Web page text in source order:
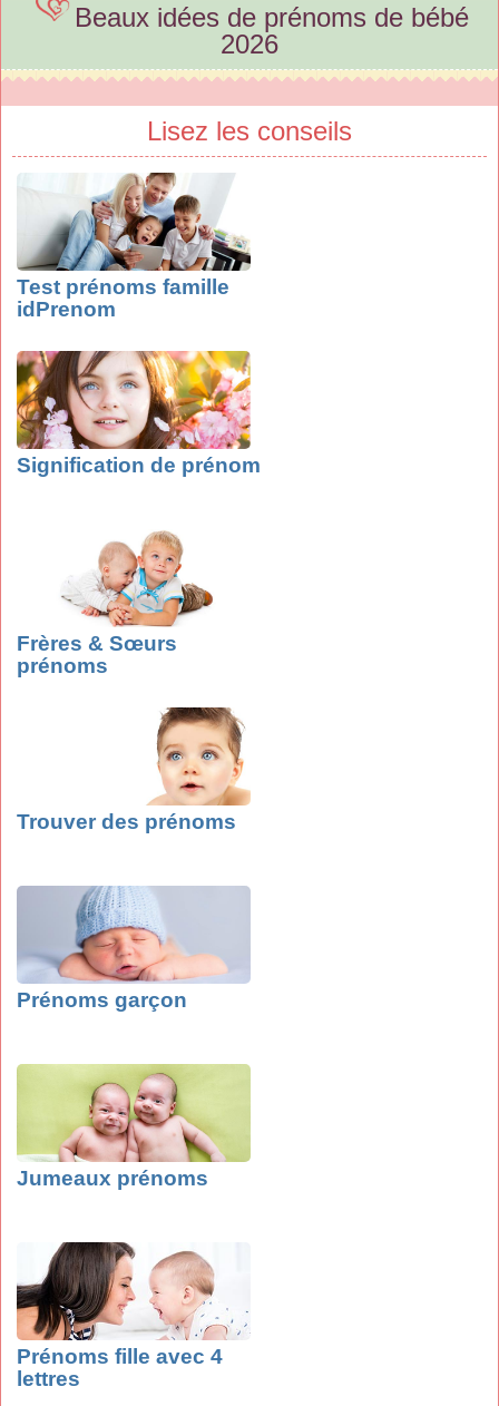
Beaux idées de prénoms de bébé
2026
Lisez les conseils
Test prénoms famille
idPrenom
Signification de prénom
Frères & Sœurs
prénoms
Trouver des prénoms
Prénoms garçon
Jumeaux prénoms
Prénoms fille avec 4
lettres